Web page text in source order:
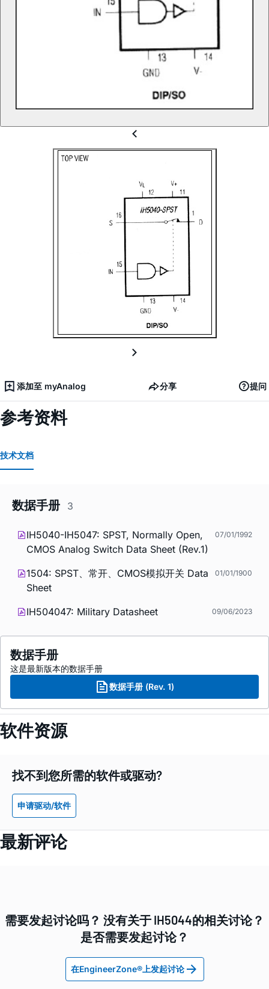
添加至 myAnalog 分享 提问
参考资料
技术文档
数据手册 3
IH5040-IH5047: SPST, Normally Open,
CMOS Analog Switch Data Sheet (Rev.1)
07/01/1992
1504: SPST、常开、CMOS模拟开关 Data
Sheet
01/01/1900
IH504047: Military Datasheet 09/06/2023
数据手册
这是最新版本的数据手册
数据手册 (Rev. 1)
软件资源
找不到您所需的软件或驱动?
申请驱动/软件
最新评论
需要发起讨论吗？ 没有关于 IH5044的相关讨论？
是否需要发起讨论？
在EngineerZone®上发起讨论